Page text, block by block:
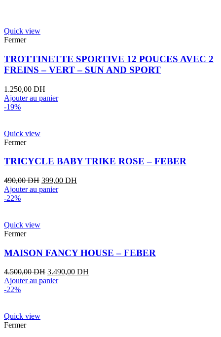
Quick view
Fermer
TROTTINETTE SPORTIVE 12 POUCES AVEC 2
FREINS – VERT – SUN AND SPORT
1.250,00 DH
Ajouter au panier
-19%
Quick view
Fermer
TRICYCLE BABY TRIKE ROSE – FEBER
490,00DH 399,00 DH
Ajouter au panier
-22%
Quick view
Fermer
MAISON FANCY HOUSE – FEBER
4.500,00DH 3.490,00 DH
Ajouter au panier
-22%
Quick view
Fermer